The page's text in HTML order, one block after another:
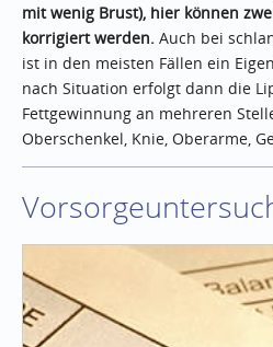
mit wenig Brust), hier können
korrigiert werden. Auch bei
ist in den meisten Fällen ein
nach Situation erfolgt dann die
Fettgewinnung an mehreren
Oberschenkel, Knie, Oberarme,